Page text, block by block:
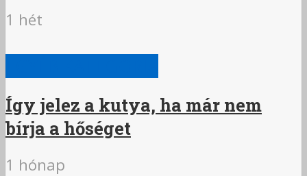
1 hét
Így jelez a kutya, ha már nem
bírja a hőséget
1 hónap